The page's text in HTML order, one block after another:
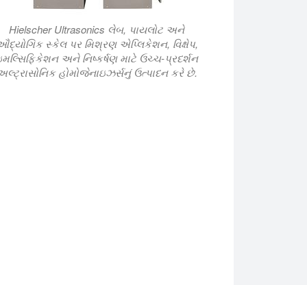
Hielscher Ultrasonics લેબ, પાયલોટ અને
સ્કેલ પર મિશ્રણ એપ્લિકેશન, વિક્ષેપ,
અને નિષ્કર્ષણ માટે ઉચ્ચ-પ્રદર્શન
હોમોજેનાઇઝર્સનું ઉત્પાદન કરે છે.